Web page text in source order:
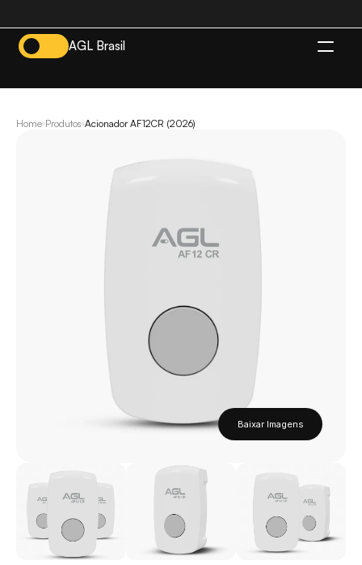
AGL Brasil
Home Produtos Acionador AF12CR (2026)
Baixar Imagens